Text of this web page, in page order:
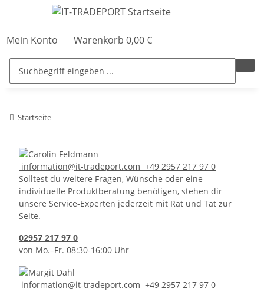
Mein Konto Warenkorb 0,00 €
Startseite
information@it-tradeport.com +49 2957 217 97 0
Solltest du weitere Fragen, Wünsche oder eine
individuelle Produktberatung benötigen, stehen dir
unsere Service-Experten jederzeit mit Rat und Tat zur
Seite.
02957 217 97 0
von Mo.–Fr. 08:30-16:00 Uhr
information@it-tradeport.com +49 2957 217 97 0